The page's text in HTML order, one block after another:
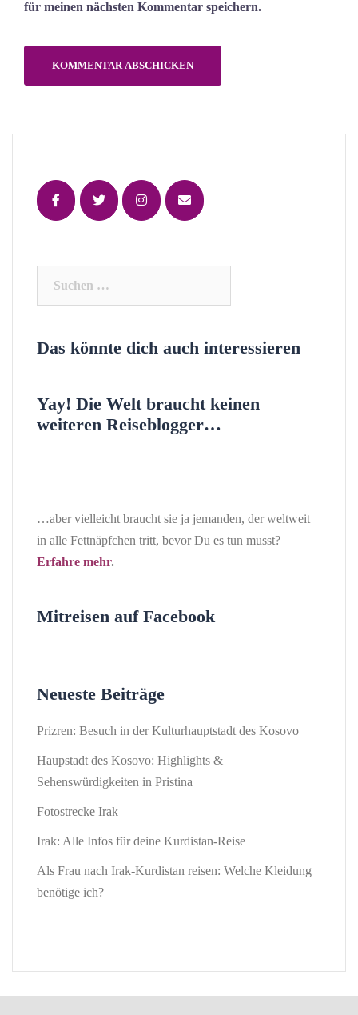
für meinen nächsten Kommentar speichern.
Das könnte dich auch interessieren
Yay! Die Welt braucht keinen
weiteren Reiseblogger…
…aber vielleicht braucht sie ja jemanden, der weltweit
in alle Fettnäpfchen tritt, bevor Du es tun musst?
Erfahre mehr.
Mitreisen auf Facebook
Neueste Beiträge
Prizren: Besuch in der Kulturhauptstadt des Kosovo
Haupstadt des Kosovo: Highlights &
Sehenswürdigkeiten in Pristina
Fotostrecke Irak
Irak: Alle Infos für deine Kurdistan-Reise
Als Frau nach Irak-Kurdistan reisen: Welche Kleidung
benötige ich?